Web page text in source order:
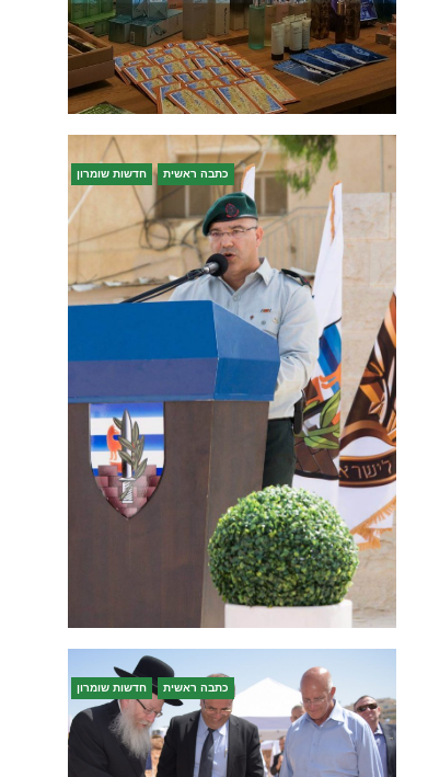
חדשות שומרון כתבה ראשית
חדשות שומרון כתבה ראשית